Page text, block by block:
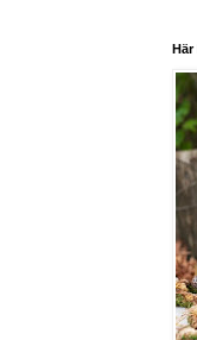
Här